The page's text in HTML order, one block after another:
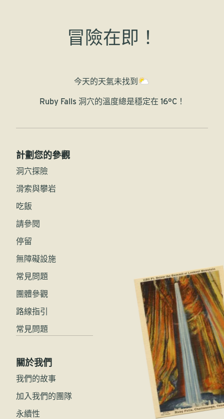
冒險在即！
今天的天氣未找到
Ruby Falls 洞穴的溫度總是穩定在 16°C！
計劃您的參觀
洞穴探險
滑索與攀岩
吃飯
請參閱
停留
無障礙設施
常見問題
團體參觀
路線指引
常見問題
關於我們
我們的故事
加入我們的團隊
永續性